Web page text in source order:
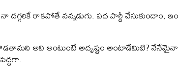
దగ్గరికే రాకపోతే నన్నడుగు. పద పార్టీ చేసుకుందాం,
అవి అంటుంటే అదృష్టం అంటాడేమిటి? నేనేమైనా